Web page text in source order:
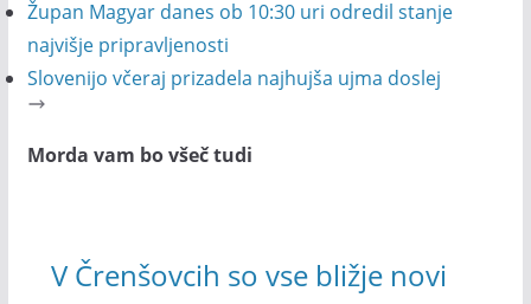
Župan Magyar danes ob 10:30 uri odredil stanje
najvišje pripravljenosti
Slovenijo včeraj prizadela najhujša ujma doslej
Morda vam bo všeč tudi
V Črenšovcih so vse bližje novi